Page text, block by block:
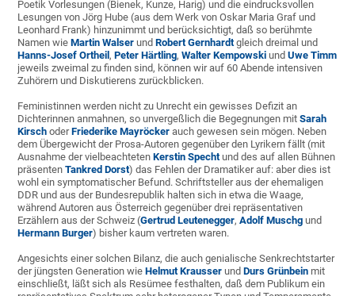
Poetik Vorlesungen (Bienek, Kunze, Harig) und die eindrucksvollen
Lesungen von Jörg Hube (aus dem Werk von Oskar Maria Graf und
Leonhard Frank) hinzunimmt und berücksichtigt, daß so berühmte
Namen wieMartin Walser undRobert Gernhardtgleich dreimal und
Hanns-Josef Ortheil,Peter Härtling,Walter Kempowski undUwe Timm
jeweils zweimal zu finden sind, können wir auf 60 Abende intensiven
Zuhörern und Diskutierens zurückblicken.
Feministinnen werden nicht zu Unrecht ein gewisses Defizit an
Dichterinnen anmahnen, so unvergeßlich die Begegnungen mitSarah
Kirsch oderFriederike Mayröcker auch gewesen sein mögen. Neben
dem Übergewicht der Prosa-Autoren gegenüber den Lyrikern fällt (mit
Ausnahme der vielbeachtetenKerstin Spechtund des auf allen Bühnen
präsentenTankred Dorst) das Fehlen der Dramatiker auf: aber dies ist
wohl ein symptomatischer Befund. Schriftsteller aus der ehemaligen
DDR und aus der Bundesrepublik halten sich in etwa die Waage,
während Autoren aus Österreich gegenüber drei repräsentativen
Erzählern aus der Schweiz (Gertrud Leutenegger,Adolf Muschg und
Hermann Burger) bisher kaum vertreten waren.
Angesichts einer solchen Bilanz, die auch genialische Senkrechtstarter
der jüngsten Generation wieHelmut Krausser undDurs Grünbein mit
einschließt, läßt sich als Resümee festhalten, daß dem Publikum ein